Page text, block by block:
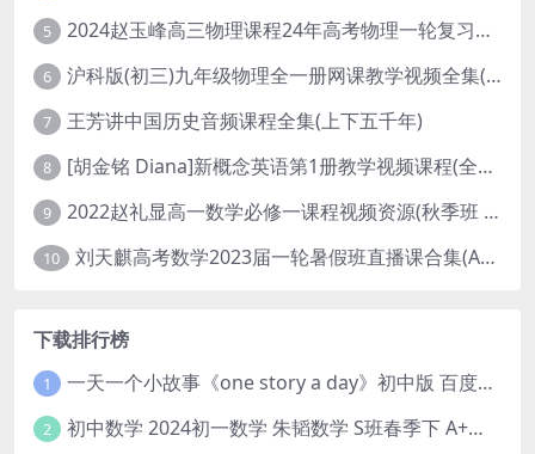
5 2024赵玉峰高三物理课程24年高考物理一轮复习网课教程
6 沪科版(初三)九年级物理全一册网课教学视频全集(录播版 杜春雨 66讲)
7 王芳讲中国历史音频课程全集(上下五千年)
8 [胡金铭 Diana]新概念英语第1册教学视频课程(全集 百度网盘下载)
9 2022赵礼显高一数学必修一课程视频资源(秋季班 含讲义)百度网盘云
10 刘天麒高考数学2023届一轮暑假班直播课合集(A和A+)
下载排行榜
1 一天一个小故事《one story a day》初中版 百度网盘分享下载
2 初中数学 2024初一数学 朱韬数学 S班春季下 A+班春季下 百度云网盘